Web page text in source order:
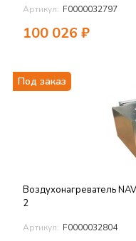
Артикул: F0000032797
100 026 ₽
Под заказ
Воздухонагреватель
2
Артикул: F0000032804